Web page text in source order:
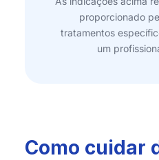
proporcionado
tratamentos
um
Como cuidar